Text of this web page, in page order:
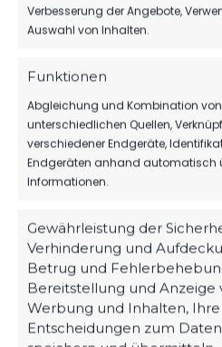
Verbesserung der Angebote,
Auswahl von Inhalten.
Funktionen
Abgleichung und Kombination
unterschiedlichen Quellen,
verschiedener Endgeräte,
Endgeräten anhand automatisch
Informationen.
Gewährleistung der
Verhinderung und
Betrug und
Bereitstellung und Anzeige
Werbung und Inhalten, Ihre
Entscheidungen zum
06. Aug. 2026 80
WIR VERPFLICHTEN
31. Juli 2026 169